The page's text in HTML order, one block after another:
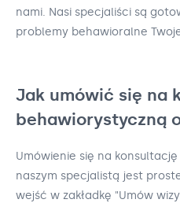
nami. Nasi specjaliści są
problemy behawioralne
Jak umówić się na
behawiorystyczną
Umówienie się na
naszym specjalistą jest
wejść w zakładkę "Umów